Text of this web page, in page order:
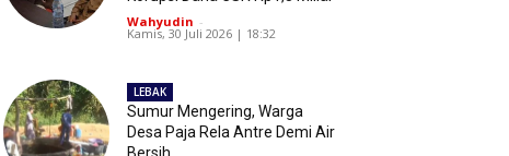
Wahyudin -
Kamis, 30 Juli 2026 | 18:32
LEBAK
Sumur Mengering, Warga
Desa Paja Rela Antre Demi Air